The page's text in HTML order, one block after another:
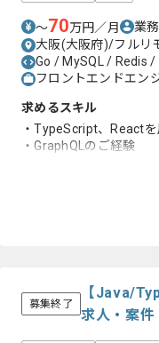
〜70万円／月 業
大阪(大阪府)/フルリ
Go / MySQL / Redis
フロントエンドエン
求めるスキル
・TypeScript、React
・GraphQLのご経験
募集終了
【Java/
求人・案件